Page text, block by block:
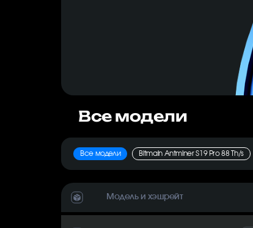
Все модели
Все модели Bitmain Antminer S19 Pro 88 Th/s
Модель и хэшрейт